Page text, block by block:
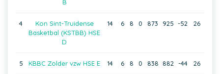
B
4
Kon Sint-Truidense
Basketbal (KSTBB) HSE
D
14 6 8 0 873 925 -52 26
5 KBBC Zolder vzw HSE E 14 6 8 0 838 882 -44 26